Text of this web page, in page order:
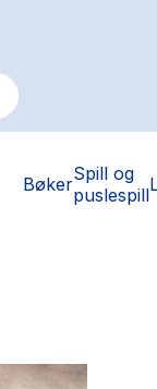
BøkerSpill og
puslespill